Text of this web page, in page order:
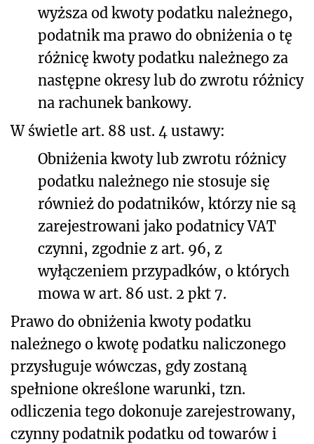
wyższa od kwoty podatku należnego,
podatnik ma prawo do obniżenia o tę
różnicę kwoty podatku należnego za
następne okresy lub do zwrotu różnicy
na rachunek bankowy.
W świetle art. 88 ust. 4 ustawy:
Obniżenia kwoty lub zwrotu różnicy
podatku należnego nie stosuje się
również do podatników, którzy nie są
zarejestrowani jako podatnicy VAT
czynni, zgodnie z art. 96, z
wyłączeniem przypadków, o których
mowa w art. 86 ust. 2 pkt 7.
Prawo do obniżenia kwoty podatku
należnego o kwotę podatku naliczonego
przysługuje wówczas, gdy zostaną
spełnione określone warunki, tzn.
odliczenia tego dokonuje zarejestrowany,
czynny podatnik podatku od towarów i